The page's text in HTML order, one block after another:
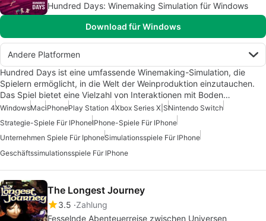
Hundred Days: Winemaking Simulation für Windows
Download für Windows
Andere Platformen
Hundred Days ist eine umfassende Winemaking-Simulation, die
Spielern ermöglicht, in die Welt der Weinproduktion einzutauchen.
Das Spiel bietet eine Vielzahl von Interaktionen mit Boden…
WindowsMaciPhonePlay Station 4Xbox Series X|SNintendo Switch
Strategie-Spiele Für IPhoneIPhone-Spiele Für IPhone
Unternehmen Spiele Für IphoneSimulationsspiele Für IPhone
Geschäftssimulationsspiele Für IPhone
The Longest Journey
3.5 Zahlung
Fesselnde Abenteuerreise zwischen Universen